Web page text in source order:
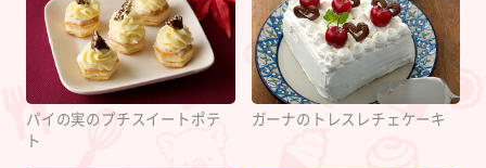
パイの実のプチスイートポテ
ト
ガーナのトレスレチェケーキ